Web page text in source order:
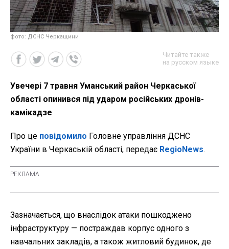
фото: ДСНС Черкащини
Читайте также
на русском языке
Увечері 7 травня Уманський район Черкаської
області опинився під ударом російських дронів-
камікадзе
Про це повідомило Головне управління ДСНС
України в Черкаській області, передає RegioNews.
Зазначається, що внаслідок атаки пошкоджено
інфраструктуру — постраждав корпус одного з
навчальних закладів, а також житловий будинок, де